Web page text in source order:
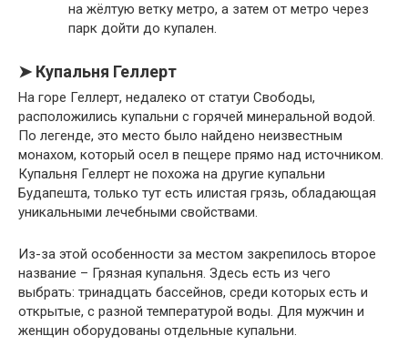
на жёлтую ветку метро, а затем от метро через
парк дойти до купален.
➤ Купальня Геллерт
На горе Геллерт, недалеко от статуи Свободы,
расположились купальни с горячей минеральной водой.
По легенде, это место было найдено неизвестным
монахом, который осел в пещере прямо над источником.
Купальня Геллерт не похожа на другие купальни
Будапешта, только тут есть илистая грязь, обладающая
уникальными лечебными свойствами.
Из-за этой особенности за местом закрепилось второе
название – Грязная купальня. Здесь есть из чего
выбрать: тринадцать бассейнов, среди которых есть и
открытые, с разной температурой воды. Для мужчин и
женщин оборудованы отдельные купальни.